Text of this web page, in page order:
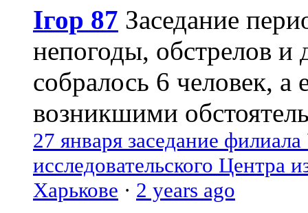
Ігор 87 Заседание
непогоды, обстрелов и
собралось 6 человек, а
возникшими
27 января заседание
исследовательского Центра
Харькове · 2 years ago